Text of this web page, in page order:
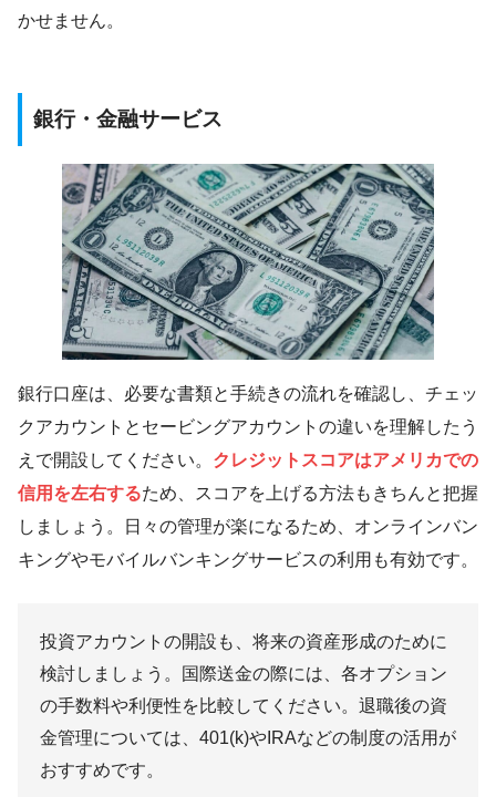
かせません。
銀行・金融サービス
銀行口座は、必要な書類と手続きの流れを確認し、チェッ
クアカウントとセービングアカウントの違いを理解したう
えで開設してください。 クレジットスコアはアメリカでの
信用を左右するため、スコアを上げる方法もきちんと把握
しましょう。日々の管理が楽になるため、オンラインバン
キングやモバイルバンキングサービスの利用も有効です。
投資アカウントの開設も、将来の資産形成のために
検討しましょう。国際送金の際には、各オプション
の手数料や利便性を比較してください。退職後の資
金管理については、401(k)やIRAなどの制度の活用が
おすすめです。